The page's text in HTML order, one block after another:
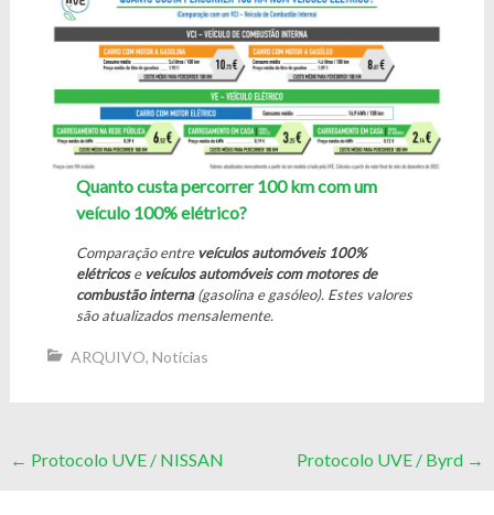
Quanto custa percorrer 100 km com um
veículo 100% elétrico?
Comparação entreveículos automóveis 100%
elétricoseveículos automóveis com motores de
combustão interna(gasolina e gasóleo). Estes valores
são atualizados mensalemente.
ARQUIVO, Notícias
Post
← Protocolo UVE / NISSAN Protocolo UVE / Byrd →